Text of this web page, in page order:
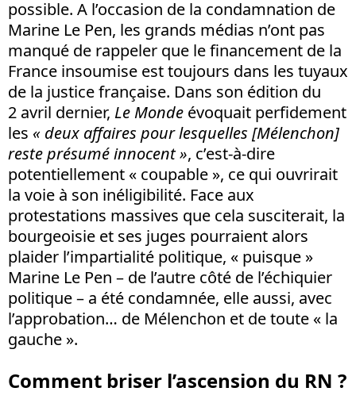
possible. A l’occasion de la condamnation de
Marine Le Pen, les grands médias n’ont pas
manqué de rappeler que le financement de la
France insoumise est toujours dans les tuyaux
de la justice française. Dans son édition du
2 avril dernier, Le Monde évoquait perfidement
les « deux affaires pour lesquelles [Mélenchon]
reste présumé innocent », c’est-à-dire
potentiellement « coupable », ce qui ouvrirait
la voie à son inéligibilité. Face aux
protestations massives que cela susciterait, la
bourgeoisie et ses juges pourraient alors
plaider l’impartialité politique, « puisque »
Marine Le Pen – de l’autre côté de l’échiquier
politique – a été condamnée, elle aussi, avec
l’approbation… de Mélenchon et de toute « la
gauche ».
Comment briser l’ascension du RN ?